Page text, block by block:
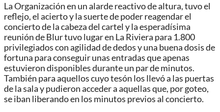
La Organización en un alarde reactivo de altura, tuvo el
reflejo, el acierto y la suerte de poder reagendar el
concierto de la cabeza del cartel y la esperadísima
reunión de Blur tuvo lugar en La Riviera para 1.800
privilegiados con agilidad de dedos y una buena dosis de
fortuna para conseguir unas entradas que apenas
estuvieron disponibles durante un par de minutos.
También para aquellos cuyo tesón los llevó a las puertas
de la sala y pudieron acceder a aquellas que, por goteo,
se iban liberando en los minutos previos al concierto.